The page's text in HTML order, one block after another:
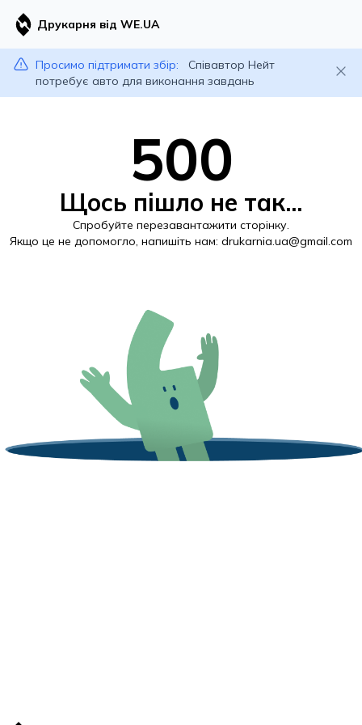
Друкарня від WE.UA
Просимо підтримати збір:
Співавтор Нейт
потребує авто для виконання завдань
500
Щось пішло не так...
Спробуйте перезавантажити сторінку.
Якщо це не допомогло, напишіть нам: drukarnia.ua@gmail.com